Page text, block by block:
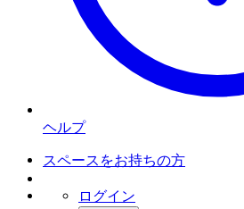
ヘルプ
スペースをお持ちの方
ログイン